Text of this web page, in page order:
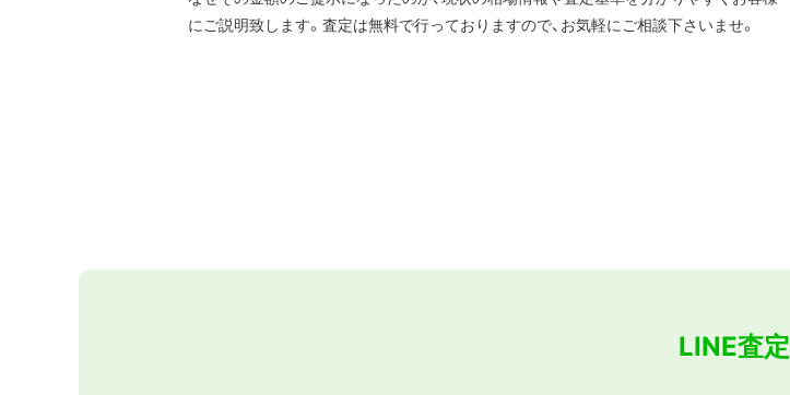
にご説明致します。査定は無料で行っておりますので、お気軽にご相談下さいませ。
LINE査定